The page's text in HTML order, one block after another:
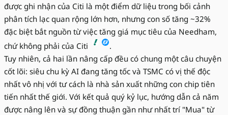
được ghi nhận của Citi là một điểm dữ liệu trong bối cảnh
phân tích lạc quan rộng lớn hơn, nhưng con số tăng ~32%
đặc biệt bắt nguồn từ việc tăng giá mục tiêu của Needham,
chứ không phải của Citi
.
Tuy nhiên, cả hai lần nâng cấp đều có chung một câu chuyện
cốt lõi: siêu chu kỳ AI đang tăng tốc và TSMC có vị thế độc
nhất vô nhị với tư cách là nhà sản xuất những con chip tiên
tiến nhất thế giới. Với kết quả quý kỷ lục, hướng dẫn cả năm
được nâng lên và sự đồng thuận gần như nhất trí "Mua" từ